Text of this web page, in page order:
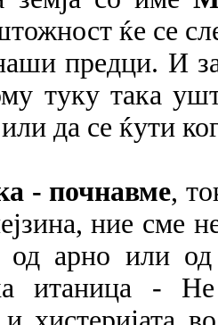
ќе се
предци. И
туку така
да се ќути
- почнавме,
ние сме
арно или
итаница -